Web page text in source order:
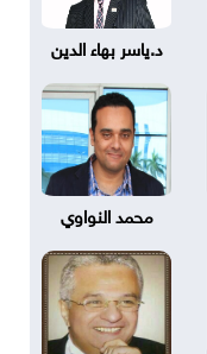
د.ياسر بهاء الدين
محمد النواوي